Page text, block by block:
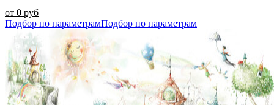
от 0 руб
Подбор по параметрамПодбор по параметрам